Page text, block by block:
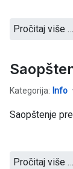
Pročitaj više …
Kategorija: Info
Saopštenje
Pročitaj više …